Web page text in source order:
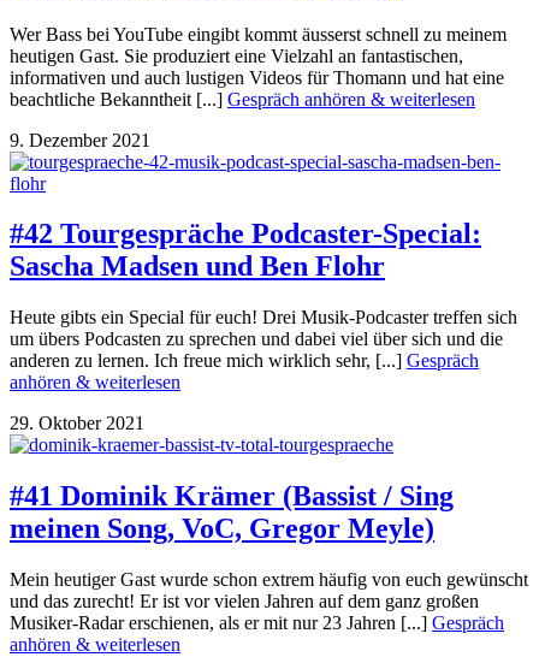
Wer Bass bei YouTube eingibt kommt äusserst schnell zu meinem
heutigen Gast. Sie produziert eine Vielzahl an fantastischen,
informativen und auch lustigen Videos für Thomann und hat eine
beachtliche Bekanntheit [...] Gespräch anhören & weiterlesen
9. Dezember 2021
#42 Tourgespräche Podcaster-Special:
Sascha Madsen und Ben Flohr
Heute gibts ein Special für euch! Drei Musik-Podcaster treffen sich
um übers Podcasten zu sprechen und dabei viel über sich und die
anderen zu lernen. Ich freue mich wirklich sehr, [...] Gespräch
anhören & weiterlesen
29. Oktober 2021
#41 Dominik Krämer (Bassist / Sing
meinen Song, VoC, Gregor Meyle)
Mein heutiger Gast wurde schon extrem häufig von euch gewünscht
und das zurecht! Er ist vor vielen Jahren auf dem ganz großen
Musiker-Radar erschienen, als er mit nur 23 Jahren [...] Gespräch
anhören & weiterlesen